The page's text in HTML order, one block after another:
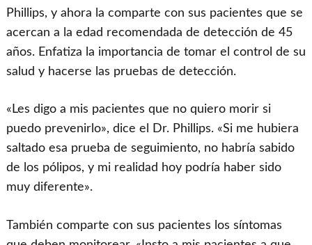
Phillips, y ahora la comparte con sus pacientes que se
acercan a la edad recomendada de detección de 45
años. Enfatiza la importancia de tomar el control de su
salud y hacerse las pruebas de detección.
«Les digo a mis pacientes que no quiero morir si
puedo prevenirlo», dice el Dr. Phillips. «Si me hubiera
saltado esa prueba de seguimiento, no habría sabido
de los pólipos, y mi realidad hoy podría haber sido
muy diferente».
También comparte con sus pacientes los síntomas